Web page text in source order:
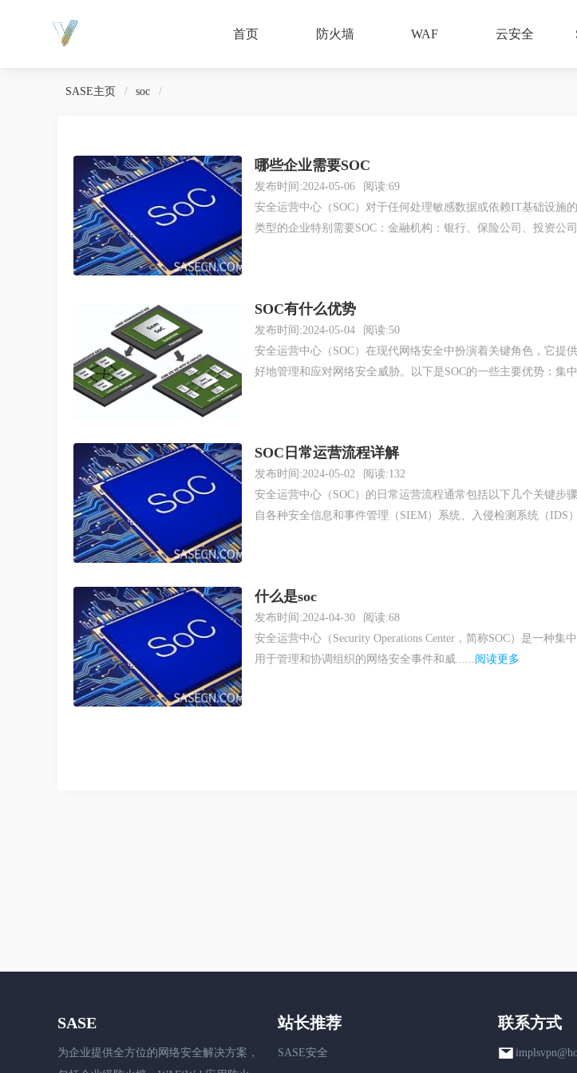
首页 防火墙 WAF 云安全
SASE主页 soc
哪些企业需要SOC
发布时间:2024-05-06
阅读:69
安全运营中心（SOC）对于任何处理敏感数据或依赖IT基础设施
类型的企业特别需要SOC：金融机构：银行、保险公司、投资公
SOC有什么优势
发布时间:2024-05-04
阅读:50
安全运营中心（SOC）在现代网络安全中扮演着关键角色，它提
好地管理和应对网络安全威胁。以下是SOC的一些主要优势：集
SOC日常运营流程详解
发布时间:2024-05-02
阅读:132
安全运营中心（SOC）的日常运营流程通常包括以下几个关键步
自各种安全信息和事件管理（SIEM）系统、入侵检测系统（IDS
什么是soc
发布时间:2024-04-30
阅读:68
安全运营中心（Security Operations Center，简称SOC）是一种集
用于管理和协调组织的网络安全事件和威......阅读更多
SASE
为企业提供全方位的网络安全解决方案，
站长推荐
SASE安全
联系方式